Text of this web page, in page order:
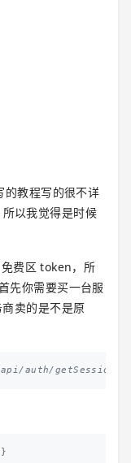
的教程写的很不详
以我觉得是时候
费区 token，所
先你需要买一台服
卖的是不是原
api/auth/getSession/
}